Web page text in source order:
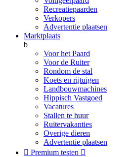
Recreatiepaarden
Verkopers
Advertentie plaatsen
Marktplaats
b
Voor het Paard
Voor de Ruiter
Rondom de stal
Koets en rijtuigen
Landbouwmachines
Hippisch Vastgoed
Vacatures
Stallen te huur
Ruitervakanties
Overige dieren
Advertentie plaatsen
 Premium testen 